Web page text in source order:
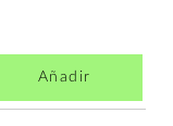
Añadir